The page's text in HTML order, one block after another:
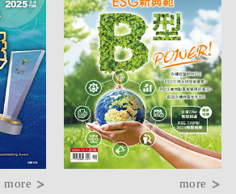
more more